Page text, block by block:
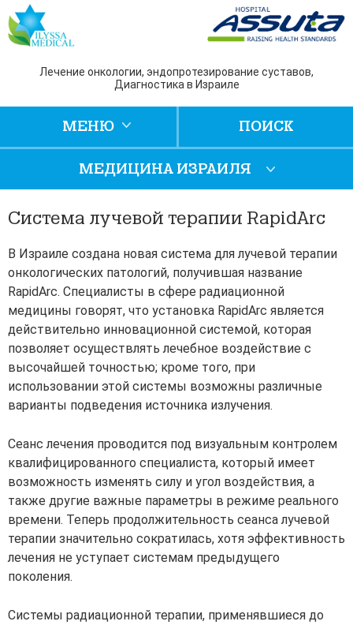
Лечение онкологии, эндопротезирование суставов,
Диагностика в Израиле
ПОИСК
МЕНЮ
Система лучевой терапии RapidArc
В Израиле создана новая система для лучевой терапии
онкологических патологий, получившая название
RapidArc. Специалисты в сфере радиационной
медицины говорят, что установка RapidArc является
действительно инновационной системой, которая
позволяет осуществлять лечебное воздействие с
высочайшей точностью; кроме того, при
использовании этой системы возможны различные
варианты подведения источника излучения.
Сеанс лечения проводится под визуальным контролем
квалифицированного специалиста, который имеет
возможность изменять силу и угол воздействия, а
также другие важные параметры в режиме реального
времени. Теперь продолжительность сеанса лучевой
терапии значительно сократилась, хотя эффективность
лечения не уступает системам предыдущего
поколения.
Системы радиационной терапии, применявшиеся до
МЕДИЦИНА ИЗРАИЛЯ